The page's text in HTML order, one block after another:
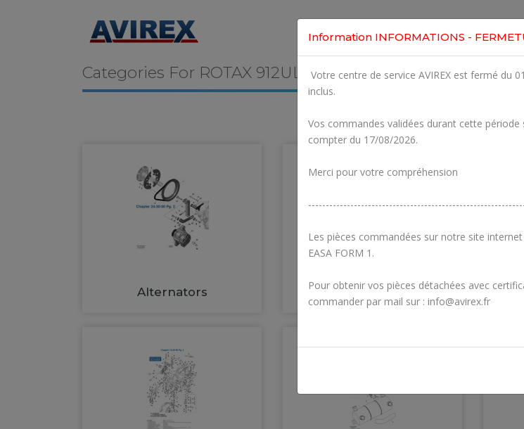
Categories For ROTAX 912UL
Alternators Carburetors
Information INFORMATIONS -
Votre centre de service AVIREX est fermé du
inclus.
Vos commandes validées durant cette
compter du 17/08/2026.
Merci pour votre compréhension
Les pièces commandées sur notre site
EASA FORM 1.
Pour obtenir vos pièces détachées avec
commander par mail sur : info@avirex.fr